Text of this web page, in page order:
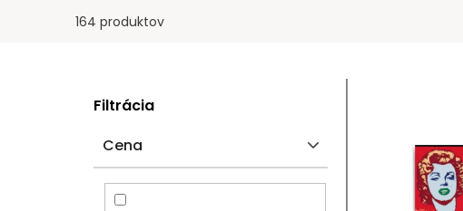
164 produktov
Č
Filtrácia
Cena